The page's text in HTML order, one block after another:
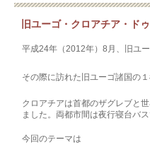
旧ユーゴ・クロアチア・ド
平成24年（2012年）8月、旧ユ
その際に訪れた旧ユーゴ諸国の
クロアチアは首都のザグレブと
ました。両都市間は夜行寝台バ
今回のテーマは